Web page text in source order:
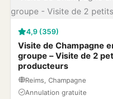
4,9 (359)
Visite de Champagne
groupe – Visite de 2
producteurs
Reims, Champagne
Annulation gratuite